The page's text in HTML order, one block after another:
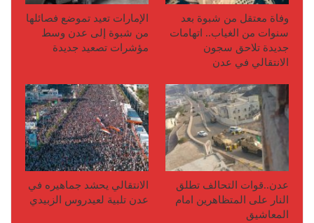
وفاة معتقل من شبوة بعد
سنوات من الغياب.. اتهامات
جديدة تلاحق سجون
الانتقالي في عدن
الإمارات تعيد تموضع فصائلها
من شبوة إلى عدن وسط
مؤشرات تصعيد جديدة
عدن..قوات التحالف تطلق
النار على المتظاهرين امام
المعاشيق
الانتقالي يحشد جماهيره في
عدن تلبية لعيدروس الزبيدي